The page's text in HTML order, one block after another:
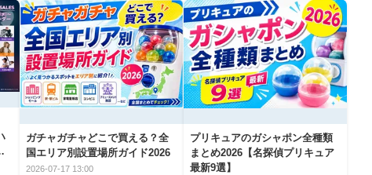
ガチャガチャどこで買える？全
国エリア別設置場所ガイド2026
2026-07-17 13:00
プリキュアのガシャポン全種類
まとめ2026【名探偵プリキュア
最新9選】